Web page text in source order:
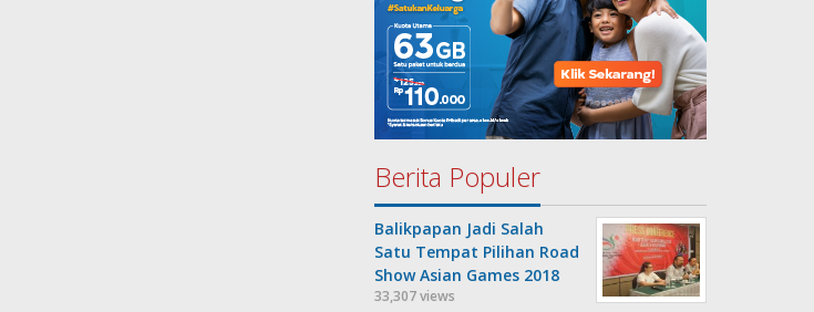
Berita Populer
Balikpapan Jadi Salah
Satu Tempat Pilihan Road
Show Asian Games 2018
33,307 views